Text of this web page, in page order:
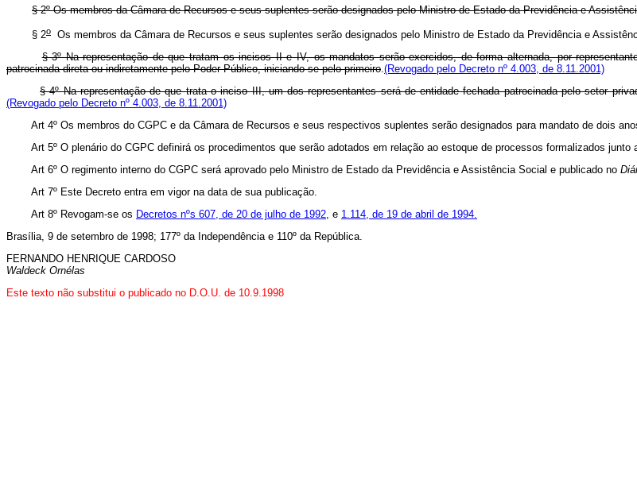
§ 2º Os membros da Câmara de Recursos e seus suplentes serão designados pelo Ministro de Estado da Previdência e
§ 2o Os membros da Câmara de Recursos e seus suplentes serão designados pelo Ministro de Estado da Previdência e
§ 3º Na representação de que tratam os incisos II e IV, os mandatos serão exercidos, de forma alternada, por
patrocinada direta ou indiretamente pelo Poder Público, iniciando-se pelo primeiro (Revogado pelo Decreto nº 4.003, de 8.11.2001)
§ 4º Na representação de que trata o inciso III, um dos representantes será de entidade fechada patrocinada pelo setor
(Revogado pelo Decreto nº 4.003, de 8.11.2001)
Art 4º Os membros do CGPC e da Câmara de Recursos e seus respectivos suplentes serão designados para mandato de dois
Art 5º O plenário do CGPC definirá os procedimentos que serão adotados em relação ao estoque de processos formalizados junto
Art 6º O regimento interno do CGPC será aprovado pelo Ministro de Estado da Previdência e Assistência Social e publicado no
Art 7º Este Decreto entra em vigor na data de sua publicação.
Art 8º Revogam-se os Decretos nºs 607, de 20 de julho de 1992 , e 1.114, de 19 de abril de 1994.
Brasília, 9 de setembro de 1998; 177º da Independência e 110º da República.
FERNANDO HENRIQUE CARDOSO
Waldeck Ornélas
Este texto não substitui o publicado no D.O.U. de 10.9.1998